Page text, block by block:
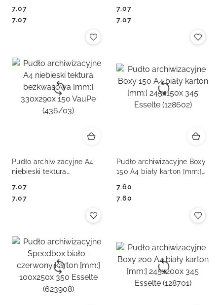
(436/01)
Cena:
7.07
Cena:
7.07
(436/06)
Cena:
7.07
Cena:
7.07
Pudło archiwizacyjne A4
niebieski tektura
330x290x 150 VauPe
(436/03)
Cena:
7.07
Cena:
7.07
Pudło archiwizacyjne Boxy
150 A4 biały karton [mm:]
(128602)
Cena:
7.60
Cena:
7.60